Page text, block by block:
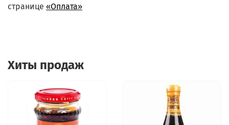
странице «Оплата»
Хиты продаж